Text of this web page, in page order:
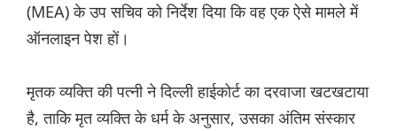
(MEA) के उप सचिव को निर्देश दिया कि वह एक ऐसे मामले में
ऑनलाइन पेश हों।
मृतक व्यक्ति की पत्नी ने दिल्ली हाईकोर्ट का दरवाजा खटखटाया
है, ताकि मृत व्यक्ति के धर्म के अनुसार, उसका अंतिम संस्कार